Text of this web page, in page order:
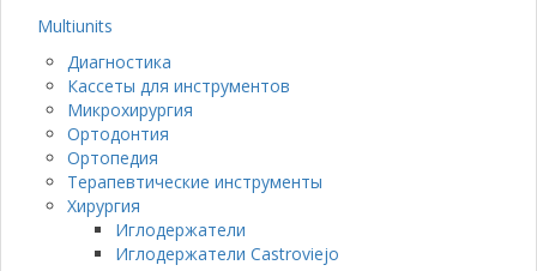
Multiunits
Диагностика
Кассеты для инструментов
Микрохирургия
Ортодонтия
Ортопедия
Терапевтические инструменты
Хирургия
Иглодержатели
Иглодержатели Castroviejo